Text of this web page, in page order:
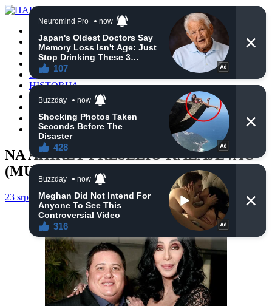
VIJESTI
BIH
TURSKA
SVIJET
HISTORIJA
RELIGIJA
ZANIMLJIVOSTI
CRNA HRONIKA
OBAVIJESTI
NA AHIRET PRESELIO KALAJEVAC
(MUJAGA) MUHAMED
23 srpnja, 2020 haberhana OBAVIJESTI 0